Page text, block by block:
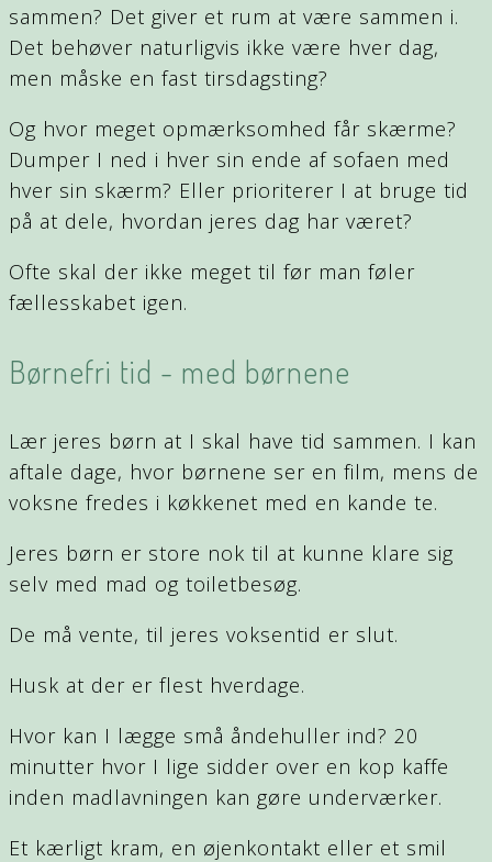
sammen? Det giver et rum at være sammen i.
Det behøver naturligvis ikke være hver dag,
men måske en fast tirsdagsting?
Og hvor meget opmærksomhed får skærme?
Dumper I ned i hver sin ende af sofaen med
hver sin skærm? Eller prioriterer I at bruge tid
på at dele, hvordan jeres dag har været?
Ofte skal der ikke meget til før man føler
fællesskabet igen.
Børnefri tid - med børnene
Lær jeres børn at I skal have tid sammen. I kan
aftale dage, hvor børnene ser en film, mens de
voksne fredes i køkkenet med en kande te.
Jeres børn er store nok til at kunne klare sig
selv med mad og toiletbesøg.
De må vente, til jeres voksentid er slut.
Husk at der er flest hverdage.
Hvor kan I lægge små åndehuller ind? 20
minutter hvor I lige sidder over en kop kaffe
inden madlavningen kan gøre underværker.
Et kærligt kram, en øjenkontakt eller et smil